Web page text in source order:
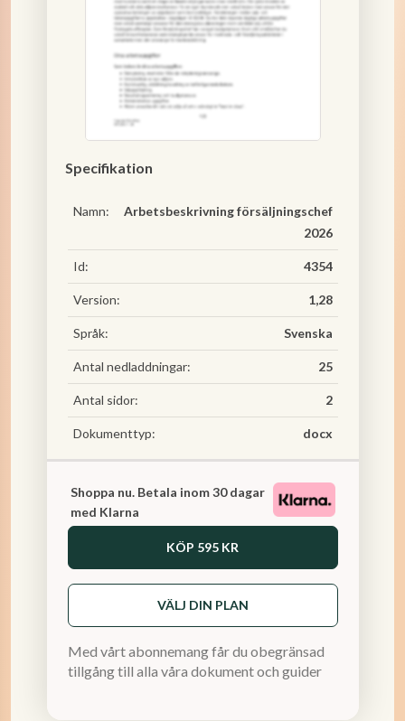
Specifikation
Namn:
Arbetsbeskrivning försäljningschef
2026
Id: 4354
Version: 1,28
Språk: Svenska
Antal nedladdningar: 25
Antal sidor: 2
Dokumenttyp: docx
Shoppa nu. Betala inom 30 dagar
med Klarna
KÖP 595 KR
VÄLJ DIN PLAN
Med vårt abonnemang får du obegränsad
tillgång till alla våra dokument och guider